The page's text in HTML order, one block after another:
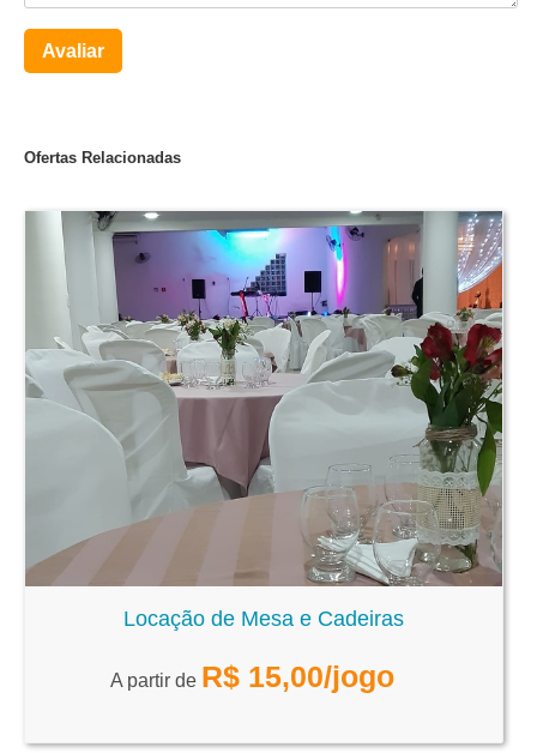
Avaliar
Ofertas Relacionadas
Locação de Mesa e Cadeiras
A partir de R$ 15,00/jogo